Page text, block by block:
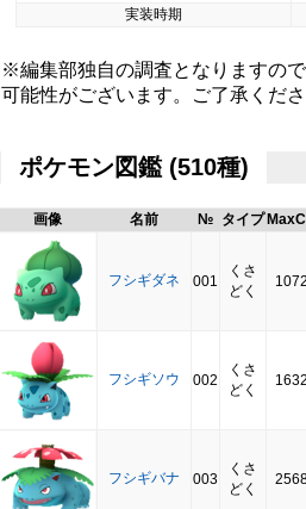
実装時期
※編集部独自の調査となりますの
可能性がございます。ご了承くださ
ポケモン図鑑 (510種)
画像 名前 № タイプ
フシギダネ 001
くさ
どく
1072
フシギソウ 002
くさ
どく
1632
フシギバナ 003
くさ
どく